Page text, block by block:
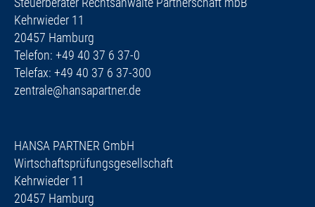
Kehrwieder 11
20457 Hamburg
Telefon: +49 40 37 6 37-0
Telefax: +49 40 37 6 37-300
zentrale@hansapartner.de
HANSA PARTNER GmbH
Wirtschaftsprüfungsgesellschaft
Kehrwieder 11
20457 Hamburg